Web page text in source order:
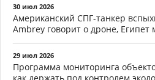
30 июл 2026
Американский СПГ-танкер
Ambrey говорит о дроне,
29 июл 2026
Программа мониторинга